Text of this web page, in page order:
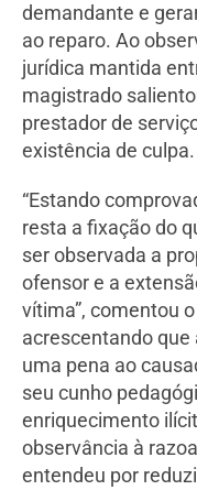
demandante e
ao reparo. Ao
jurídica mantida
magistrado
prestador de
existência de culpa.
“Estando
resta a fixação do
ser observada a
ofensor e a
vítima”, comentou
acrescentando
uma pena ao
seu cunho
enriquecimento
observância à
entendeu por